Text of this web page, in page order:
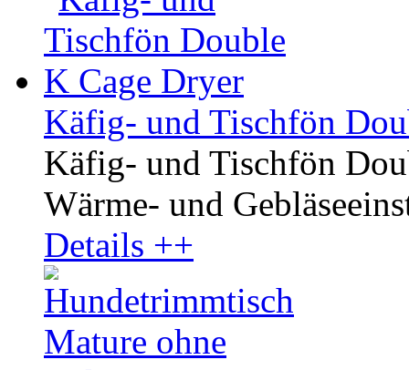
Käfig- und Tischfön
Käfig- und Tischfön
Wärme- und
Details ++